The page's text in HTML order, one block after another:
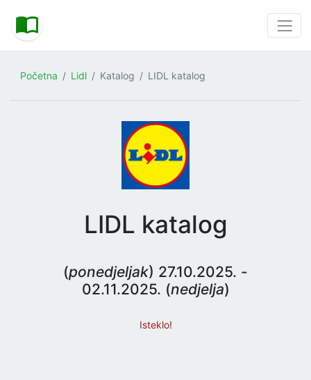
Početna Lidl Katalog LIDL katalog
LIDL katalog
(ponedjeljak) 27.10.2025. -
02.11.2025. (nedjelja)
Isteklo!